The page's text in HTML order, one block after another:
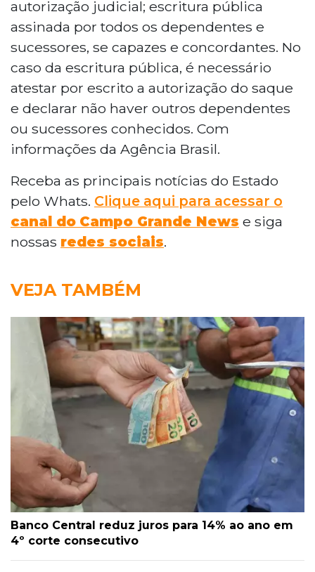
autorização judicial; escritura pública
assinada por todos os dependentes e
sucessores, se capazes e concordantes. No
caso da escritura pública, é necessário
atestar por escrito a autorização do saque
e declarar não haver outros dependentes
ou sucessores conhecidos. Com
informações da Agência Brasil.
Receba as principais notícias do Estado
pelo Whats. Clique aqui para acessar o
canal do Campo Grande News e siga
nossas redes sociais.
VEJA TAMBÉM
Banco Central reduz juros para 14% ao ano em
4º corte consecutivo